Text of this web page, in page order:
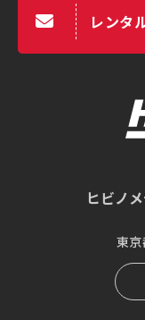
レンタ
ヒビノ
東